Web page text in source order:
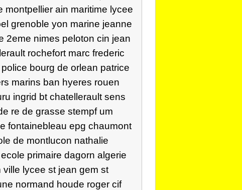
ain maritime lycee
grenoble yon marine jeanne
2eme nimes peloton cin jean
rochefort marc frederic
bourg de orlean patrice
marins ban hyeres rouen
ingrid bt chatellerault sens
re de grasse stempf um
fontainebleau epg chaumont
de montlucon nathalie
primaire dagorn algerie
lycee st jean gem st
normand houde roger cif